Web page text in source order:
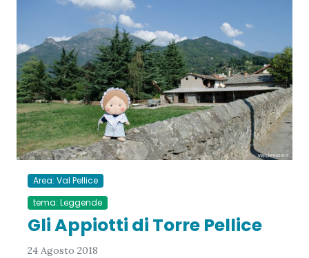
Area: Val Pellice
tema: Leggende
Gli Appiotti di Torre Pellice
24 Agosto 2018